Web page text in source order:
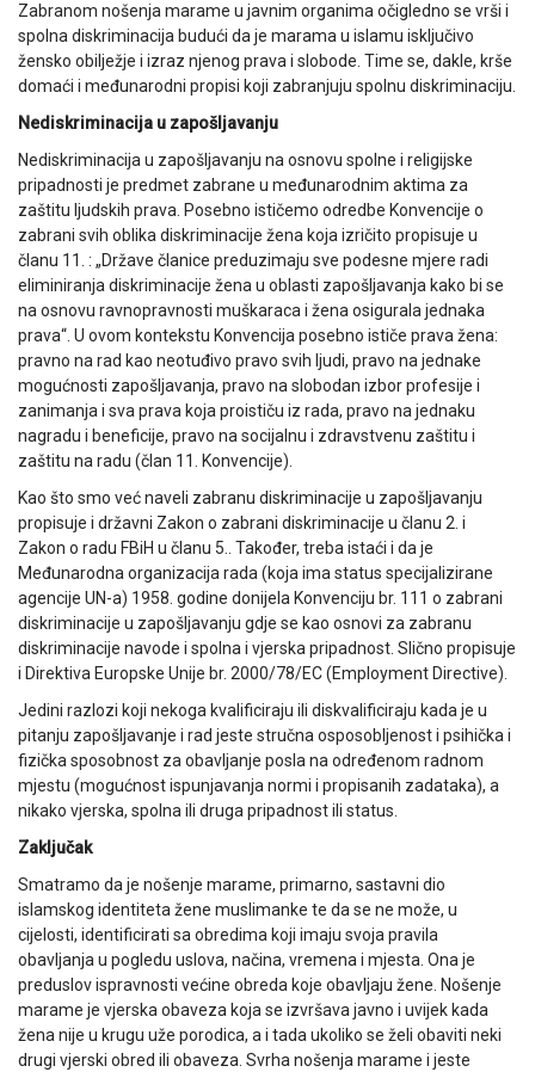
Zabranom nošenja marame u javnim organima očigledno se vrši i
spolna diskriminacija budući da je marama u islamu isključivo
žensko obilježje i izraz njenog prava i slobode. Time se, dakle, krše
domaći i međunarodni propisi koji zabranjuju spolnu diskriminaciju.
Nediskriminacija u zapošljavanju
Nediskriminacija u zapošljavanju na osnovu spolne i religijske
pripadnosti je predmet zabrane u međunarodnim aktima za
zaštitu ljudskih prava. Posebno ističemo odredbe Konvencije o
zabrani svih oblika diskriminacije žena koja izričito propisuje u
članu 11. : „Države članice preduzimaju sve podesne mjere radi
eliminiranja diskriminacije žena u oblasti zapošljavanja kako bi se
na osnovu ravnopravnosti muškaraca i žena osigurala jednaka
prava“. U ovom kontekstu Konvencija posebno ističe prava žena:
pravno na rad kao neotuđivo pravo svih ljudi, pravo na jednake
mogućnosti zapošljavanja, pravo na slobodan izbor profesije i
zanimanja i sva prava koja proističu iz rada, pravo na jednaku
nagradu i beneficije, pravo na socijalnu i zdravstvenu zaštitu i
zaštitu na radu (član 11. Konvencije).
Kao što smo već naveli zabranu diskriminacije u zapošljavanju
propisuje i državni Zakon o zabrani diskriminacije u članu 2. i
Zakon o radu FBiH u članu 5.. Također, treba istaći i da je
Međunarodna organizacija rada (koja ima status specijalizirane
agencije UN-a) 1958. godine donijela Konvenciju br. 111 o zabrani
diskriminacije u zapošljavanju gdje se kao osnovi za zabranu
diskriminacije navode i spolna i vjerska pripadnost. Slično propisuje
i Direktiva Europske Unije br. 2000/78/EC (Employment Directive).
Jedini razlozi koji nekoga kvalificiraju ili diskvalificiraju kada je u
pitanju zapošljavanje i rad jeste stručna osposobljenost i psihička i
fizička sposobnost za obavljanje posla na određenom radnom
mjestu (mogućnost ispunjavanja normi i propisanih zadataka), a
nikako vjerska, spolna ili druga pripadnost ili status.
Zaključak
Smatramo da je nošenje marame, primarno, sastavni dio
islamskog identiteta žene muslimanke te da se ne može, u
cijelosti, identificirati sa obredima koji imaju svoja pravila
obavljanja u pogledu uslova, načina, vremena i mjesta. Ona je
preduslov ispravnosti većine obreda koje obavljaju žene. Nošenje
marame je vjerska obaveza koja se izvršava javno i uvijek kada
žena nije u krugu uže porodica, a i tada ukoliko se želi obaviti neki
drugi vjerski obred ili obaveza. Svrha nošenja marame i jeste